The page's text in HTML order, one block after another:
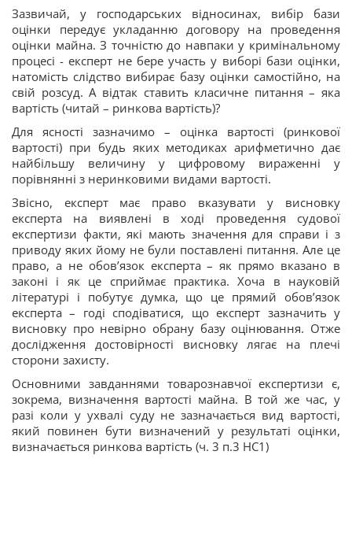
Зазвичай, у господарських відносинах, вибір бази
оцінки передує укладанню договору на проведення
оцінки майна. З точністю до навпаки у кримінальному
процесі - експерт не бере участь у виборі бази оцінки,
натомість слідство вибирає базу оцінки самостійно, на
свій розсуд. А відтак ставить класичне питання – яка
вартість (читай – ринкова вартість)?
Для ясності зазначимо – оцінка вартості (ринкової
вартості) при будь яких методиках арифметично дає
найбільшу величину у цифровому вираженні у
порівнянні з неринковими видами вартості.
Звісно, експерт має право вказувати у висновку
експерта на виявлені в ході проведення судової
експертизи факти, які мають значення для справи і з
приводу яких йому не були поставлені питання. Але це
право, а не обов’язок експерта – як прямо вказано в
законі і як це сприймає практика. Хоча в науковій
літературі і побутує думка, що це прямий обов’язок
експерта – годі сподіватися, що експерт зазначить у
висновку про невірно обрану базу оцінювання. Отже
дослідження достовірності висновку лягає на плечі
сторони захисту.
Основними завданнями товарознавчої експертизи є,
зокрема, визначення вартості майна. В той же час, у
разі коли у ухвалі суду не зазначається вид вартості,
який повинен бути визначений у результаті оцінки,
визначається ринкова вартість (ч. 3 п.3 НС1)